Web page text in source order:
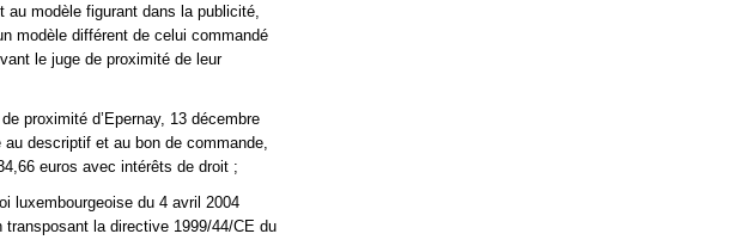
au modèle figurant dans la publicité,
modèle différent de celui commandé
le juge de proximité de leur
proximité d’Epernay, 13 décembre
descriptif et au bon de commande,
euros avec intérêts de droit ;
luxembourgeoise du 4 avril 2004
transposant la directive 1999/44/CE du